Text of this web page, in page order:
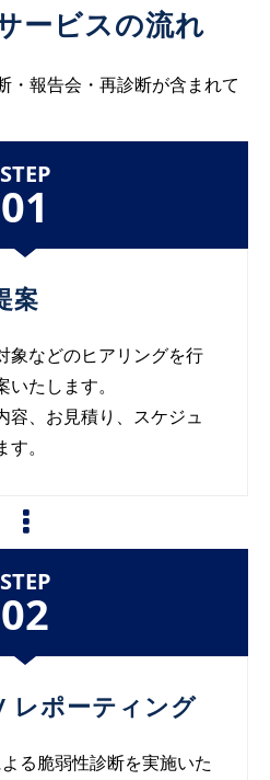
ービスの流れ
・報告会・再診断が含まれて
STEP
01
案
象などのヒアリングを行
たします。
容、お見積り、スケジュ
。
STEP
02
レポーティング
る脆弱性診断を実施いた